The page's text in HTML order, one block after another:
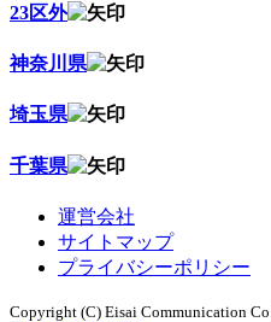
23区外
神奈川県
埼玉県
千葉県
運営会社
サイトマップ
プライバシーポリシー
Copyright (C) Eisai Communication